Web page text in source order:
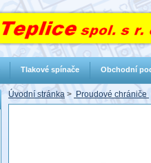
Úvodní stránka > Proudové chrániče
Tlakové spínače Obchodní